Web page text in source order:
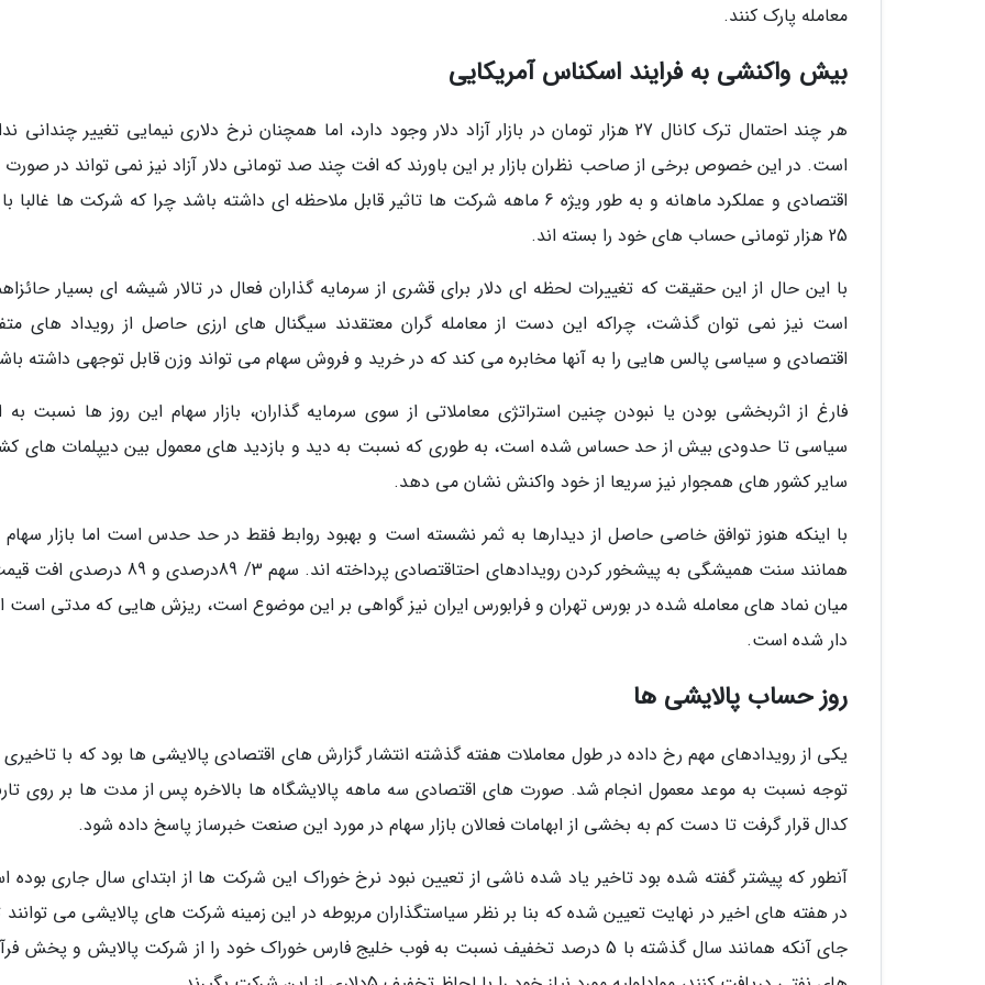
معامله پارک کنند.
بیش واکنشی به فرایند اسکناس آمریکایی
هر چند احتمال ترک کانال 27 هزار تومان در بازار آزاد دلار وجود دارد، اما همچنان نرخ دلاری نیمایی تغییر چندانی
است. در این خصوص برخی از صاحب نظران بازار بر این باورند که افت چند صد تومانی دلار آزاد نیز نمی تواند در
اقتصادی و عملکرد ماهانه و به طور ویژه 6 ماهه شرکت ها تاثیر قابل ملاحظه ای داشته باشد چرا که شرکت ها
25 هزار تومانی حساب های خود را بسته اند.
با این حال از این حقیقت که تغییرات لحظه ای دلار برای قشری از سرمایه گذاران فعال در تالار شیشه ای بسیار
است نیز نمی توان گذشت، چراکه این دست از معامله گران معتقدند سیگنال های ارزی حاصل از رویداد های
اقتصادی و سیاسی پالس هایی را به آنها مخابره می کند که در خرید و فروش سهام می تواند وزن قابل توجهی داشته
فارغ از اثربخشی بودن یا نبودن چنین استراتژی معاملاتی از سوی سرمایه گذاران، بازار سهام این روز ها نسبت به
سیاسی تا حدودی بیش از حد حساس شده است، به طوری که نسبت به دید و بازدید های معمول بین دیپلمات های
سایر کشور های همجوار نیز سریعا از خود واکنش نشان می دهد.
با اینکه هنوز توافق خاصی حاصل از دیدارها به ثمر نشسته است و بهبود روابط فقط در حد حدس است اما بازار سهام
همانند سنت همیشگی به پیشخور کردن رویدادهای احتاقتصادی پرداخته اند. سهم 3/
میان نماد های معامله شده در بورس تهران و فرابورس ایران نیز گواهی بر این موضوع است، ریزش هایی که مدتی است
دار شده است.
روز حساب پالایشی ها
یکی از رویدادهای مهم رخ داده در طول معاملات هفته گذشته انتشار گزارش های اقتصادی پالایشی ها بود که با تاخیری
توجه نسبت به موعد معمول انجام شد. صورت های اقتصادی سه ماهه پالایشگاه ها بالاخره پس از مدت ها بر روی
کدال قرار گرفت تا دست کم به بخشی از ابهامات فعالان بازار سهام در مورد این صنعت خبرساز پاسخ داده شود.
آنطور که پیشتر گفته شده بود تاخیر یاد شده ناشی از تعیین نبود نرخ خوراک این شرکت ها از ابتدای سال جاری
در هفته های اخیر در نهایت تعیین شده که بنا بر نظر سیاستگذاران مربوطه در این زمینه شرکت های پالایشی می توانند
جای آنکه همانند سال گذشته با 5 درصد تخفیف نسبت به فوب خلیج فارس خوراک خود را از شرکت پالایش و پخش